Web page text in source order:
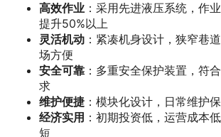
高效作业 ：采用先进液压系统，作
提升50%以上
灵活机动 ：紧凑机身设计，狭窄巷
场方便
安全可靠 ：多重安全保护装置，符
求
维护便捷 ：模块化设计，日常维护
经济实用 ：初期投资低，运营成本
短